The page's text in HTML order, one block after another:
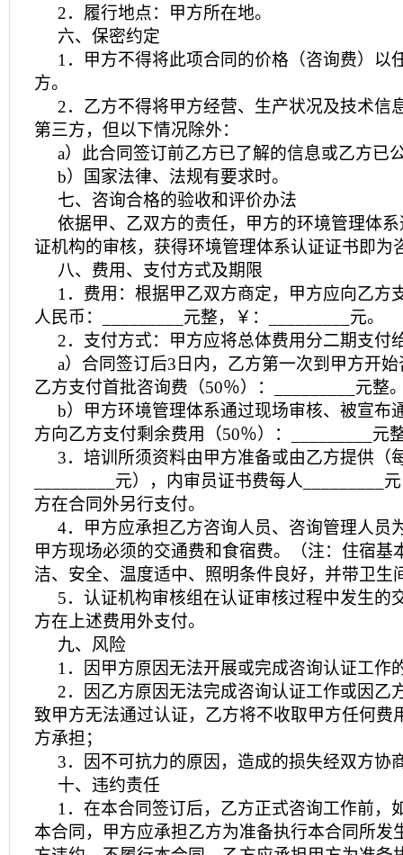
2．履行地点：甲方所在地。
六、保密约定
1．甲方不得将此项合同的价格（咨询费）以
方。
2．乙方不得将甲方经营、生产状况及技术信
第三方，但以下情况除外：
a）此合同签订前乙方已了解的信息或乙方已
b）国家法律、法规有要求时。
七、咨询合格的验收和评价办法
依据甲、乙双方的责任，甲方的环境管理体
证机构的审核，获得环境管理体系认证证书即为
八、费用、支付方式及期限
1．费用：根据甲乙双方商定，甲方应向乙方
人民币：_________元整，￥：_________元。
2．支付方式：甲方应将总体费用分二期支付
a）合同签订后3日内，乙方第一次到甲方开
乙方支付首批咨询费（50％）：_________元整
b）甲方环境管理体系通过现场审核、被宣布
方向乙方支付剩余费用（50％）：_________元
3．培训所须资料由甲方准备或由乙方提供（
_________元），内审员证书费每人_________
方在合同外另行支付。
4．甲方应承担乙方咨询人员、咨询管理人员
甲方现场必须的交通费和食宿费。（注：住宿基
洁、安全、温度适中、照明条件良好，并带卫生
5．认证机构审核组在认证审核过程中发生的
方在上述费用外支付。
九、风险
1．因甲方原因无法开展或完成咨询认证工作
2．因乙方原因无法完成咨询认证工作或因乙
致甲方无法通过认证，乙方将不收取甲方任何费
方承担；
3．因不可抗力的原因，造成的损失经双方协
十、违约责任
1．在本合同签订后，乙方正式咨询工作前，
本合同，甲方应承担乙方为准备执行本合同所发